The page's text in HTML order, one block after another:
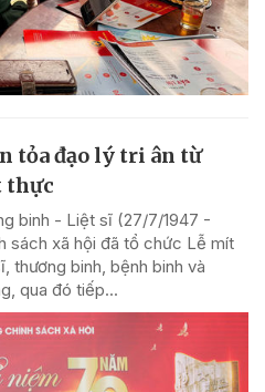
tỏa đạo lý tri ân từ
thực
binh - Liệt sĩ (27/7/1947 -
sách xã hội đã tổ chức Lễ mít
thương binh, bệnh binh và
qua đó tiếp...